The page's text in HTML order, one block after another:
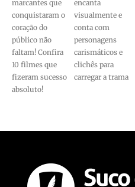
marcantes que
conquistaram o
coração do
público não
faltam! Confira
10 filmes que
fizeram sucesso
absoluto!
encanta
visualmente e
conta com
personagens
carismáticos e
clichês para
carregar a trama